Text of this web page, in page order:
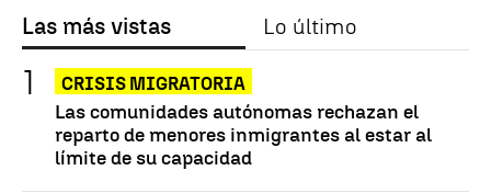
Las más vistas Lo último
CRISIS MIGRATORIA
Las comunidades autónomas rechazan el
reparto de menores inmigrantes al estar al
límite de su capacidad